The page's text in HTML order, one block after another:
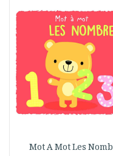
Mot A Mot Les Nomb